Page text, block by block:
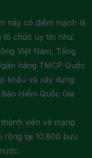
này có điểm mạnh là
tổ chức uy tín như:
Việt Nam, Tổng
hàng TMCP Quốc
khẩu và xây dựng
Hiểm Quốc Gia
viên và mạng
rộng tại 10.800 bưu